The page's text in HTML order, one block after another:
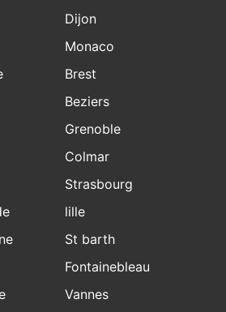
Dijon
Monaco
Brest
Beziers
Grenoble
Colmar
Strasbourg
lille
St barth
Fontainebleau
Vannes